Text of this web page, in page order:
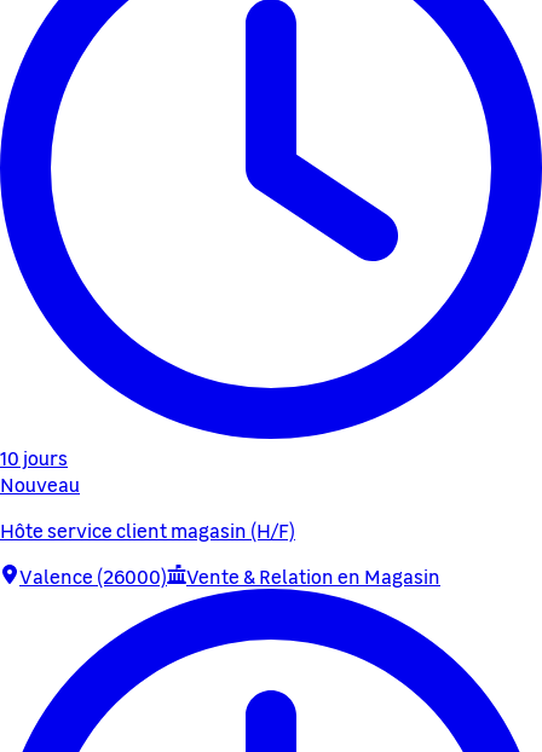
10 jours
Nouveau
Hôte service client magasin (H/F)
Valence (26000)
Vente & Relation en Magasin